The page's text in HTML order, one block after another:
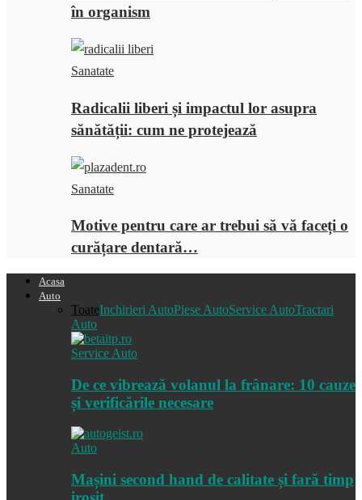
în organism
Sanatate
Radicalii liberi și impactul lor asupra
sănătății: cum ne protejează
Sanatate
Motive pentru care ar trebui să vă faceți o
curățare dentară…
Acasa
Auto
ToateInchirieri AutoPiese AutoService AutoTractari
Auto
Service Auto
De ce vibrează volanul la frânare: 10 cauze
și verificările necesare
Auto
Mașini second hand de calitate și fară timp